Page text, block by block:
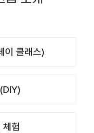
이 클래스)
체험